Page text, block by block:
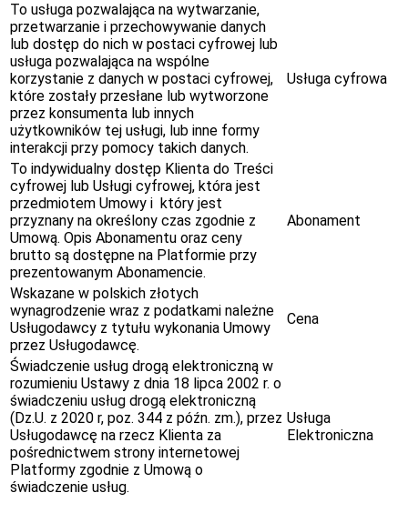
To usługa pozwalająca na wytwarzanie,
przetwarzanie i przechowywanie danych
lub dostęp do nich w postaci cyfrowej lub
usługa pozwalająca na wspólne
korzystanie z danych w postaci cyfrowej,
które zostały przesłane lub wytworzone
przez konsumenta lub innych
użytkowników tej usługi, lub inne formy
interakcji przy pomocy takich danych.
Usługa cyfrowa
To indywidualny dostęp Klienta do Treści
cyfrowej lub Usługi cyfrowej, która jest
przedmiotem Umowy i który jest
przyznany na określony czas zgodnie z
Umową. Opis Abonamentu oraz ceny
brutto są dostępne na Platformie przy
prezentowanym Abonamencie.
Abonament
Wskazane w polskich złotych
wynagrodzenie wraz z podatkami należne
Usługodawcy z tytułu wykonania Umowy
przez Usługodawcę.
Cena
Świadczenie usług drogą elektroniczną w
rozumieniu Ustawy z dnia 18 lipca 2002 r. o
świadczeniu usług drogą elektroniczną
(Dz.U. z 2020 r, poz. 344 z późn. zm.), przez
Usługodawcę na rzecz Klienta za
pośrednictwem strony internetowej
Platformy zgodnie z Umową o
świadczenie usług.
Usługa
Elektroniczna